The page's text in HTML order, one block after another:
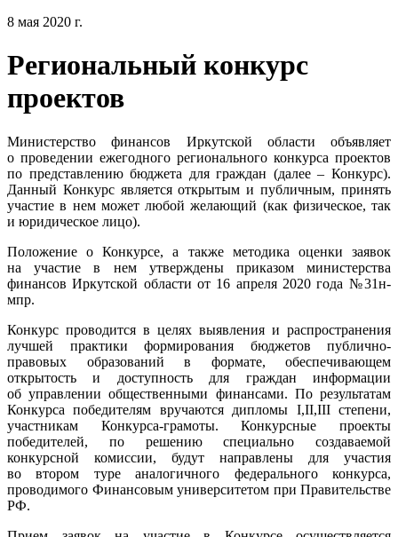
8 мая 2020 г.
Региональный конкурс
проектов
Министерство финансов Иркутской области объявляет
о проведении ежегодного регионального конкурса проектов
по представлению бюджета для граждан (далее – Конкурс).
Данный Конкурс является открытым и публичным, принять
участие в нем может любой желающий (как физическое, так
и юридическое лицо).
Положение о Конкурсе, а также методика оценки заявок
на участие в нем утверждены приказом министерства
финансов Иркутской области от 16 апреля 2020 года №31н-
мпр.
Конкурс проводится в целях выявления и распространения
лучшей практики формирования бюджетов публично-
правовых образований в формате, обеспечивающем
открытость и доступность для граждан информации
об управлении общественными финансами. По результатам
Конкурса победителям вручаются дипломы I,II,III степени,
участникам Конкурса-грамоты. Конкурсные проекты
победителей, по решению специально создаваемой
конкурсной комиссии, будут направлены для участия
во втором туре аналогичного федерального конкурса,
проводимого Финансовым университетом при Правительстве
РФ.